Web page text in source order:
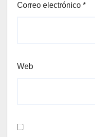
Correo electrónico *
Web